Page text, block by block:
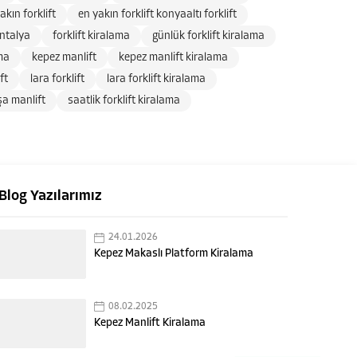
forklift
en yakın forklift konyaaltı forklift
forklift kiralama
günlük forklift kiralama
kepez manlift
kepez manlift kiralama
lara forklift
lara forklift kiralama
manlift
saatlik forklift kiralama
Blog Yazılarımız
24.01.2026
Kepez Makaslı Platform Kiralama
08.02.2025
Kepez Manlift Kiralama